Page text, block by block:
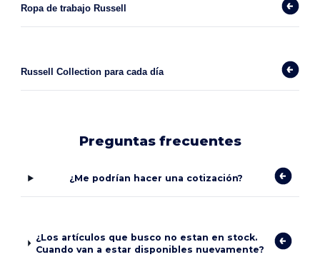
Ropa de trabajo Russell
Russell Collection para cada día
Preguntas frecuentes
¿Me podrían hacer una cotización?
¿Los artículos que busco no estan en stock.
Cuando van a estar disponibles nuevamente?